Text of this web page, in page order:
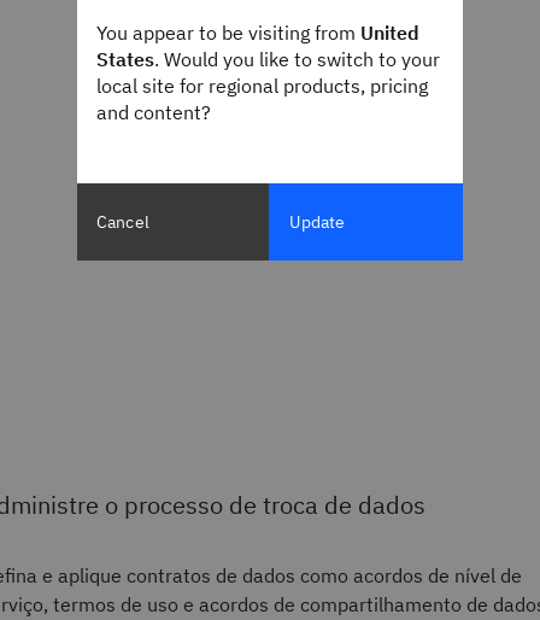
o processo de troca de dados
e aplique contratos de dados como acordos de nível de
termos de uso e acordos de compartilhamento de
You appear to be visiting from United
States. Would you like to switch to your
local site for regional products, pricing
and content?
Cancel Update